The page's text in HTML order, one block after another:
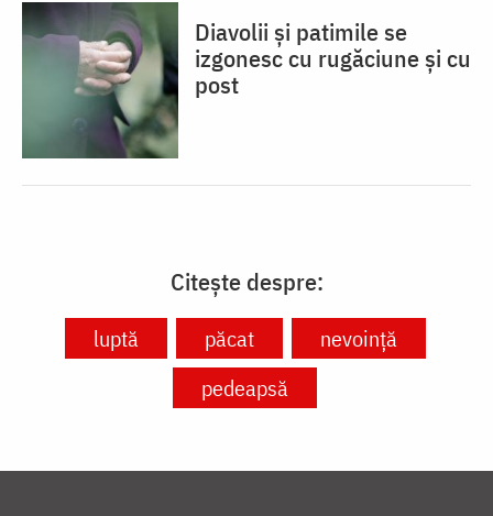
Diavolii și patimile se
izgonesc cu rugăciune și cu
post
Citește despre:
luptă păcat
nevoință
pedeapsă